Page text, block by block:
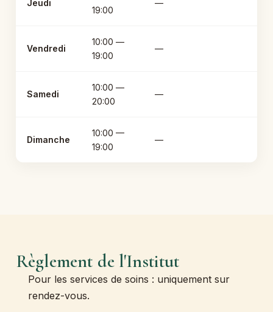
Jeudi
19:00
—
Vendredi
10:00 —
19:00
—
Samedi
10:00 —
20:00
—
Dimanche
10:00 —
19:00
—
Règlement de l'Institut
Pour les services de soins : uniquement sur
rendez-vous.